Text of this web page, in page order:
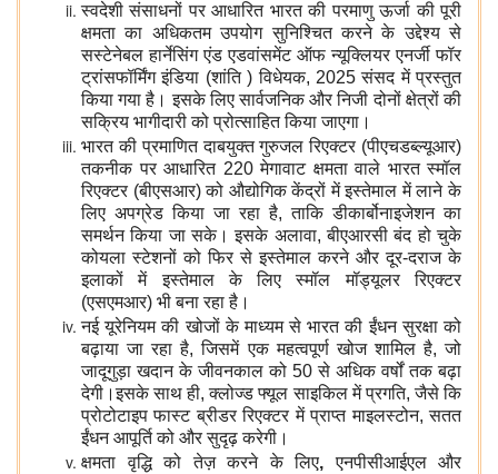
स्वदेशी संसाधनों पर आधारित भारत की परमाणु ऊर्जा की पूरी
क्षमता का अधिकतम उपयोग सुनिश्चित करने के उद्देश्य से
सस्टेनेबल हार्नेसिंग एंड एडवांसमेंट ऑफ न्यूक्लियर एनर्जी फॉर
ट्रांसफॉर्मिंग इंडिया (शांति ) विधेयक, 2025 संसद में प्रस्तुत
किया गया है। इसके लिए सार्वजनिक और निजी दोनों क्षेत्रों की
सक्रिय भागीदारी को प्रोत्साहित किया जाएगा।
भारत की प्रमाणित दाबयुक्त गुरुजल रिएक्टर (पीएचडब्ल्यूआर)
तकनीक पर आधारित 220 मेगावाट क्षमता वाले भारत स्मॉल
रिएक्टर (बीएसआर) को औद्योगिक केंद्रों में इस्‍तेमाल में लाने के
लिए अपग्रेड किया जा रहा है, ताकि डीकार्बोनाइजेशन का
समर्थन किया जा सके। इसके अलावा, बीएआरसी बंद हो चुके
कोयला स्टेशनों को फिर से इस्तेमाल करने और दूर-दराज के
इलाकों में इस्तेमाल के लिए स्मॉल मॉड्यूलर रिएक्टर
(एसएमआर) भी बना रहा है।
नई यूरेनियम की खोजों के माध्यम से भारत की ईंधन सुरक्षा को
बढ़ाया जा रहा है, जिसमें एक महत्वपूर्ण खोज शामिल है, जो
जादूगुड़ा खदान के जीवनकाल को 50 से अधिक वर्षों तक बढ़ा
देगी।इसके साथ ही, क्लोज्ड फ्यूल साइकिल में प्रगति, जैसे कि
प्रोटोटाइप फास्ट ब्रीडर रिएक्टर में प्राप्त माइलस्टोन, सतत
ईंधन आपूर्ति को और सुदृढ़ करेगी।
क्षमता वृद्धि को तेज़ करने के लिए,एनपीसीआईएल और